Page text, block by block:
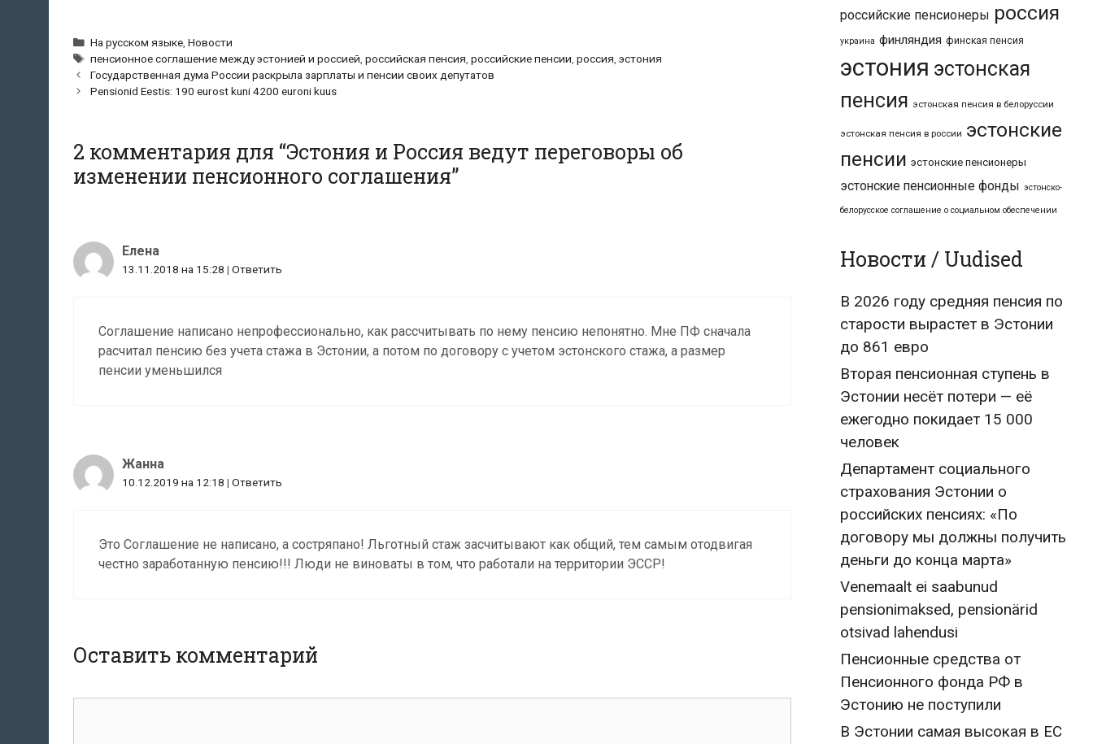
Рубрики
На русском языке ,Новости
Метки
пенсионное соглашение между эстонией и россией ,российская пенсия ,российские пенсии ,россия ,эстония
Навигация
по
Государственная дума России раскрыла зарплаты и пенсии своих депутатов
Pensionid Eestis: 190 eurost kuni 4200 euroni kuus
2 комментария для “Эстония и Россия ведут переговоры об
изменении пенсионного соглашения”
Елена
13.11.2018 на 15:28 | Ответить
Соглашение написано непрофессионально, как рассчитывать по нему пенсию непонятно. Мне ПФ сначала
расчитал пенсию без учета стажа в Эстонии, а потом по договору с учетом эстонского стажа, а размер
пенсии уменьшился
Жанна
10.12.2019 на 12:18 | Ответить
Это Соглашение не написано, а состряпано! Льготный стаж засчитывают как общий, тем самым отодвигая
честно заработанную пенсию!!! Люди не виноваты в том, что работали на территории ЭССР!
Оставить комментарий
российские пенсионеры россия
украина финляндия финская пенсия
эстония эстонская
пенсия эстонская пенсия в белоруссии
эстонская пенсия в россии эстонские
пенсии эстонские пенсионеры
эстонские пенсионные фонды эстонско-
белорусское соглашение о социальном обеспечении
Новости / Uudised
В 2026 году средняя пенсия по
старости вырастет в Эстонии
до 861 евро
Вторая пенсионная ступень в
Эстонии несёт потери — её
ежегодно покидает 15 000
человек
Департамент социального
страхования Эстонии о
российских пенсиях: «По
договору мы должны получить
деньги до конца марта»
Venemaalt ei saabunud
pensionimaksed, pensionärid
otsivad lahendusi
Пенсионные средства от
Пенсионного фонда РФ в
Эстонию не поступили
В Эстонии самая высокая в ЕС